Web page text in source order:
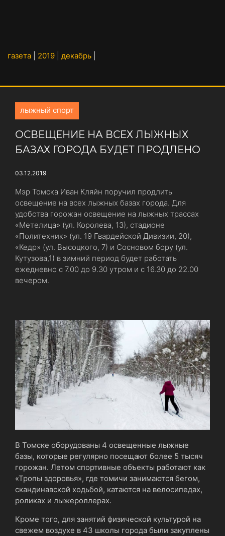
газета 2019 декабрь
лыжный спорт
ОСВЕЩЕНИЕ НА ВСЕХ ЛЫЖНЫХ
БАЗАХ ГОРОДА БУДЕТ ПРОДЛЕНО
03.12.2019
Мэр Томска Иван Кляйн поручил продлить
освещение на всех лыжных базах города. Для
удобства горожан освещение на лыжных трассах
«Метелица» (ул. Королева, 13), стадионе
«Политехник» (ул. 19 Гвардейской Дивизии, 20),
«Кедр» (ул. Высоцкого, 7) и Сосновом бору (ул.
Кутузова,1) в зимний период будет работать
ежедневно с 7.00 до 9.30 утром и с 16.30 до 22.00
вечером.
В Томске оборудованы 4 освещенные лыжные
базы, которые регулярно посещают более 5 тысяч
горожан. Летом спортивные объекты работают как
«Тропы здоровья», где томичи занимаются бегом,
скандинавской ходьбой, катаются на велосипедах,
роликах и лыжероллерах.
Кроме того, для занятий физической культурой на
свежем воздухе в 43 школы города были закуплены